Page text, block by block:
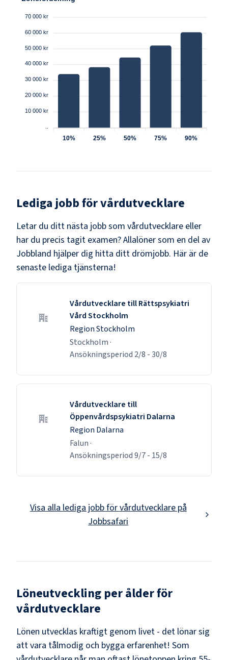
70 000 kr
60 000 kr
50 000 kr
40 000 kr
30 000 kr
20 000 kr
10 000 kr
10% 25% 50% 75% 90%
Lediga jobb förvårdutvecklare
Letar du ditt nästa jobb som vårdutvecklare eller
har du precis tagit examen? Allalöner som en del av
Jobbland hjälper dig hitta ditt drömjobb. Här är de
senaste lediga tjänsterna!
Vårdutvecklare till Rättspsykiatri
Vård Stockholm
Region Stockholm
Stockholm ·
Ansökningsperiod 2/8 -30/8
Vårdutvecklare till
Öppenvårdspsykiatri Dalarna
Region Dalarna
Falun ·
Ansökningsperiod9/7- 15/8
Visa alla lediga jobb förvårdutvecklarepå
Jobbsafari
Löneutveckling per ålder för
vårdutvecklare
Lönen utvecklas kraftigt genom livet - det lönar sig
att vara tålmodig och bygga erfarenhet! Som